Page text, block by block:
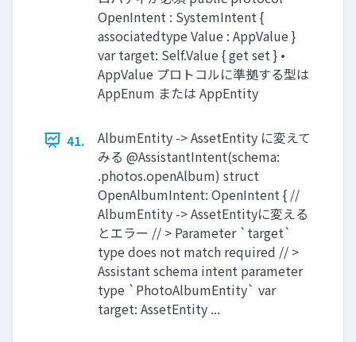
OpenIntent : SystemIntent {
associatedtype Value : AppValue }
var target: Self.Value { get set } •
AppValue プロトコルに準拠する型は
AppEnum または AppEntity
41.
AlbumEntity -> AssetEntity に変えて
みる @AssistantIntent(schema:
.photos.openAlbum) struct
OpenAlbumIntent: OpenIntent { //
AlbumEntity -> AssetEntityに変える
とエラー // > Parameter `target`
type does not match required // >
Assistant schema intent parameter
type `PhotoAlbumEntity` var
target: AssetEntity ...